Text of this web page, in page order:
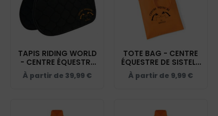
TAPIS RIDING WORLD
- CENTRE ÉQUESTRE
DE SISTELS - NOIR -
20453
À partir de 39,99 €
TOTE BAG - CENTRE
ÉQUESTRE DE SISTELS
- ORANGE - WM101
À partir de 9,99 €